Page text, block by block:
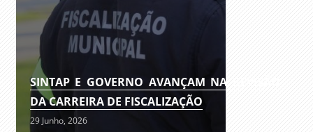
SINTAP E GOVERNO AVANÇAM NA REVISÃO
DA CARREIRA DE FISCALIZAÇÃO
29 Junho, 2026